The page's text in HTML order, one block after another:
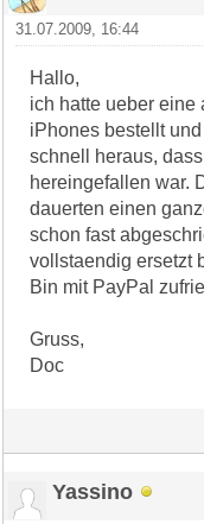
31.07.2009, 16:44
Hallo,
ich hatte ueber eine
iPhones bestellt
schnell heraus,
hereingefallen war.
dauerten einen
schon fast
vollstaendig ersetzt
Bin mit PayPal
Gruss,
Doc
Yassino